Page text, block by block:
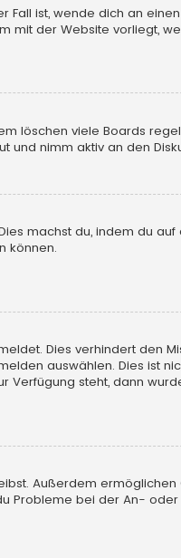
Fall ist, wende dich an
mit der Website vorliegt,
löschen viele Boards
und nimm aktiv an den
machst du, indem du
können.
Dies verhindert den
auswählen. Dies ist
Verfügung steht, dann
Außerdem
Probleme bei der An-